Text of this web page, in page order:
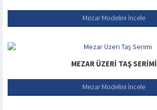
Mezar Modelini İncele
MEZAR ÜZERI TAŞ SERIMI
Mezar Modelini İncele